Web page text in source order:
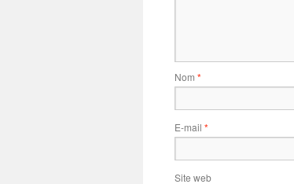
Nom *
E-mail *
Site web